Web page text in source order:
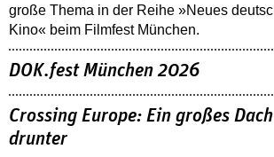
große Thema in der Reihe »Neues
Kino« beim Filmfest München.
DOK.fest München 2026
Crossing Europe: Ein großes
drunter